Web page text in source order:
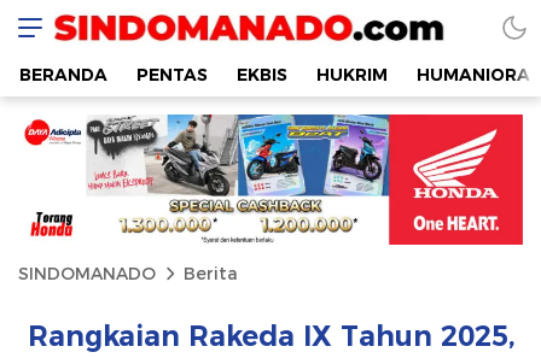
SINDOMANADO
Informatif dan Edukatif
BERANDA PENTAS EKBIS HUKRIM HUMANIORA
SINDOMANADO Berita
Rangkaian Rakeda IX Tahun 2025,